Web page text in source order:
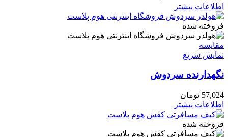
اطلاعات بیشتر
فروخته شده
مقايسه
نمایش سریع
نگهدارنده سردوش
57,024 تومان
اطلاعات بیشتر
فروخته شده